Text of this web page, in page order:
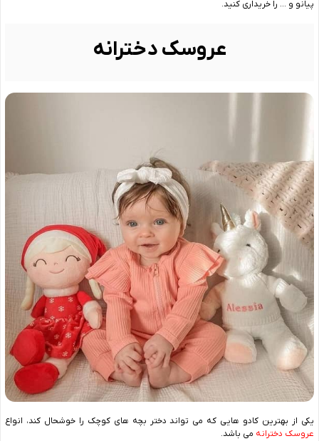
پیانو و … را خریداری کنید.
عروسک دخترانه
یکی از بهترین کادو هایی که می تواند دختر بچه های کوچک را خوشحال کند، انواع
عروسک دخترانه می باشد.